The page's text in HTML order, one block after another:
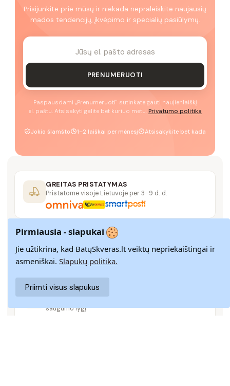
Prisijunkite prie mūsų ir niekada nepraleiskite naujausių
mados tendencijų, įkvėpimo ir specialių pasiūlymų.
PRENUMERUOTI
Paspausdami „Prenumeruoti" sutinkate gauti naujienlaiškį
el. paštu. Atsisakyti galite bet kuriuo metu. Privatumo politika
Jokio šlamšto 1–2 laiškai per mėnesį Atsisakykite bet kada
GREITAS PRISTATYMAS
Pristatome visoje Lietuvoje per 3–9 d. d.
14 DIENŲ GRĄŽINIMAS
Paprastas grąžinimas paštomatais su pinigų
grąžinimo garantija
SAUGUS MOKĖJIMAS
SSL šifravimas užtikrina aukščiausią jūsų duomenų
saugumo lygį
Pirmiausia - slapukai
Jie užtikrina, kad BatųSkveras.lt veiktų nepriekaištingai ir
asmeniškai. Slapukų politika.
Priimti visus slapukus